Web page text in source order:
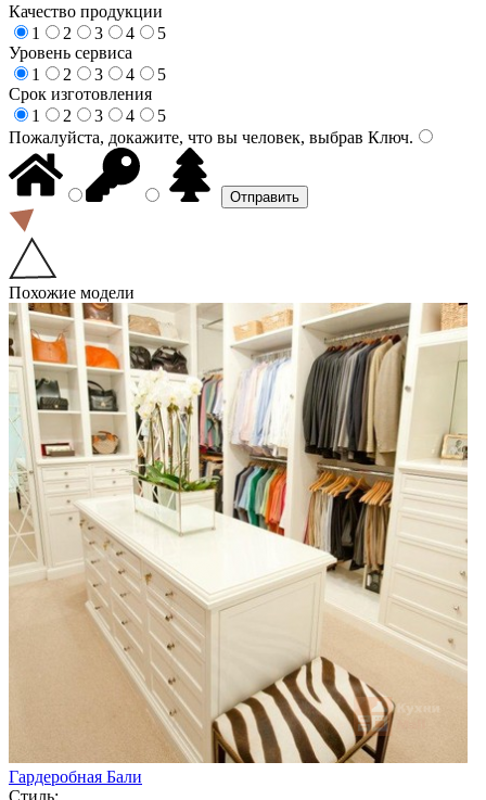
Качество продукции
1
2 3 4
5
Уровень сервиса
1
2 3 4
5
Срок изготовления
1
2 3 4
5
Пожалуйста, докажите, что вы человек, выбрав Ключ.
Похожие модели
Гардеробная Бали
Стиль: